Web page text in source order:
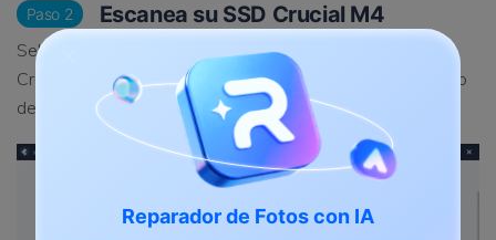
Reparador de Fotos con IA
Paso 2 Escanea su SSD Crucial M4
Selecciona la letra de la unidad o la partición en su SSD
Crucial M4 y haga click en "Inicio" para que el programa lo
detecte.